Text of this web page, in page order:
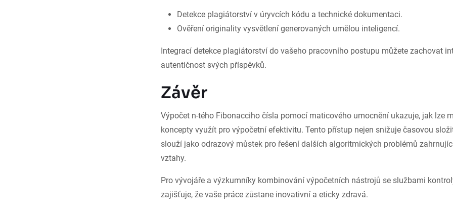
Detekce plagiátorství v úryvcích kódu a technické dokumentaci.
Ověření originality vysvětlení generovaných umělou inteligencí.
Integrací detekce plagiátorství do vašeho pracovního postupu můžete zachovat
autentičnost svých příspěvků.
Závěr
Výpočet n-tého Fibonacciho čísla pomocí maticového umocnění ukazuje, jak lze
koncepty využít pro výpočetní efektivitu. Tento přístup nejen snižuje časovou
slouží jako odrazový můstek pro řešení dalších algoritmických problémů
vztahy.
Pro vývojáře a výzkumníky kombinování výpočetních nástrojů se službami
zajišťuje, že vaše práce zůstane inovativní a eticky zdravá.